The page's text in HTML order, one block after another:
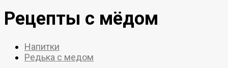
Рецепты с мёдом
Напитки
Редька с медом